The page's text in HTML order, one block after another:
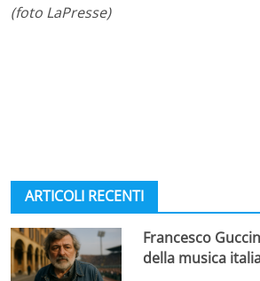
(foto LaPresse)
ARTICOLI RECENTI
Francesco
della musica